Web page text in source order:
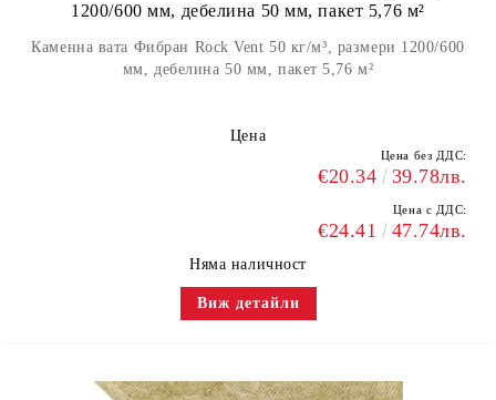
1200/600 мм, дебелина 50 мм, пакет 5,76 м²
Каменна вата Фибран Rock Vent 50 кг/м³, размери 1200/600
мм, дебелина 50 мм, пакет 5,76 м²
Цена
Цена без ДДС:
€20.34 39.78лв.
Цена с ДДС:
€24.41 47.74лв.
Няма наличност
Виж детайли